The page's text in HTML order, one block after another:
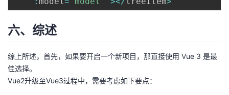
六、综述
综上所述，首先，如果要开启一个新项目，那直接使用 Vue 3 是最
佳选择。
Vue2升级至Vue3过程中，需要考虑如下要点：